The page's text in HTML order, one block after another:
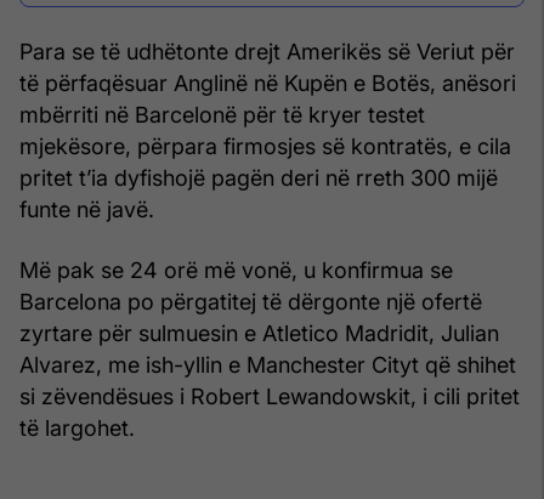
Para se të udhëtonte drejt Amerikës së Veriut për
të përfaqësuar Anglinë në Kupën e Botës, anësori
mbërriti në Barcelonë për të kryer testet
mjekësore, përpara firmosjes së kontratës, e cila
pritet t’ia dyfishojë pagën deri në rreth 300 mijë
funte në javë.
Më pak se 24 orë më vonë, u konfirmua se
Barcelona po përgatitej të dërgonte një ofertë
zyrtare për sulmuesin e Atletico Madridit, Julian
Alvarez, me ish-yllin e Manchester Cityt që shihet
si zëvendësues i Robert Lewandowskit, i cili pritet
të largohet.